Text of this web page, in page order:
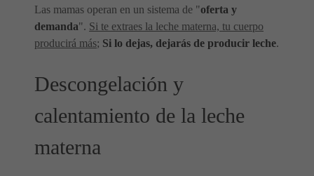
Las mamas operan en un sistema de "oferta y
demanda". Si te extraes la leche materna, tu cuerpo
producirá más; Si lo dejas, dejarás de producir leche.
Descongelación y
calentamiento de la leche
materna